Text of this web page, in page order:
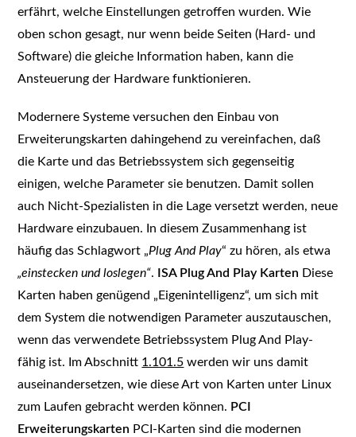
erfährt, welche Einstellungen getroffen wurden. Wie
oben schon gesagt, nur wenn beide Seiten (Hard- und
Software) die gleiche Information haben, kann die
Ansteuerung der Hardware funktionieren.
Modernere Systeme versuchen den Einbau von
Erweiterungskarten dahingehend zu vereinfachen, daß
die Karte und das Betriebssystem sich gegenseitig
einigen, welche Parameter sie benutzen. Damit sollen
auch Nicht-Spezialisten in die Lage versetzt werden, neue
Hardware einzubauen. In diesem Zusammenhang ist
häufig das Schlagwort „Plug And Play“ zu hören, als etwa
„einstecken und loslegen“. ISA Plug And Play Karten Diese
Karten haben genügend „Eigenintelligenz“, um sich mit
dem System die notwendigen Parameter auszutauschen,
wenn das verwendete Betriebssystem Plug And Play-
fähig ist. Im Abschnitt 1.101.5 werden wir uns damit
auseinandersetzen, wie diese Art von Karten unter Linux
zum Laufen gebracht werden können. PCI
Erweiterungskarten PCI-Karten sind die modernen